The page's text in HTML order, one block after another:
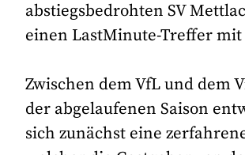
abstiegsbedrohten SV
einen LastMinute-Treffer mit
Zwischen dem VfL und dem
der abgelaufenen Saison
sich zunächst eine